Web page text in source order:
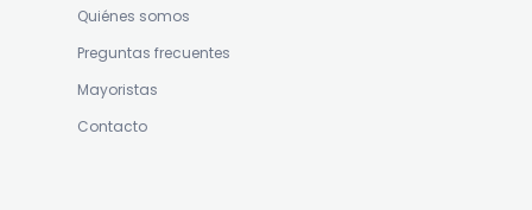
Quiénes somos
Preguntas frecuentes
Mayoristas
Contacto